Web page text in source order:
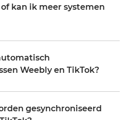
kan ik meer systemen
platform uit naar je
ander systeem in je
te beginnen.
met één of twee
tientallen op hetzelfde
Weebly en TikTok?
configureert. Je bepaalt de
gesynchroniseerd